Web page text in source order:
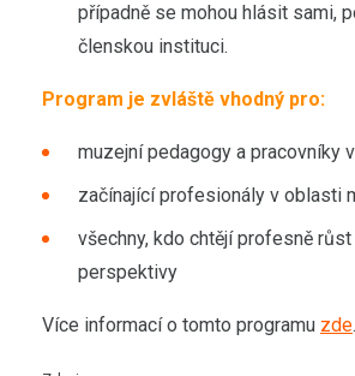
případně se mohou hlásit sami,
členskou instituci.
Program je zvláště vhodný pro:
muzejní pedagogy a pracovníky
začínající profesionály v oblasti
všechny, kdo chtějí profesně
perspektivy
Více informací o tomto programu zde.